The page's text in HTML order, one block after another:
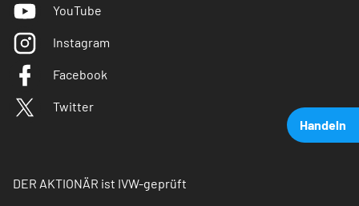
Handeln
YouTube
Instagram
Facebook
Twitter
DER AKTIONÄR ist IVW-geprüft